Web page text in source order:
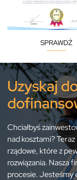
SPRAWDŹ
Uzyskaj
Chciałbyś
nad kosztami?
rządowe, które z
rozwiązania. Nasza
procesie. Jesteśmy